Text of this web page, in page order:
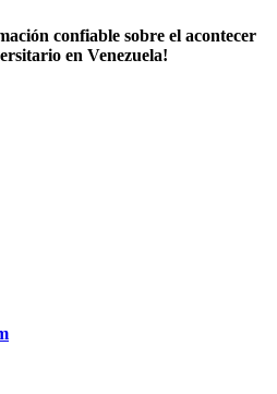
confiable sobre el acontecer
en Venezuela!